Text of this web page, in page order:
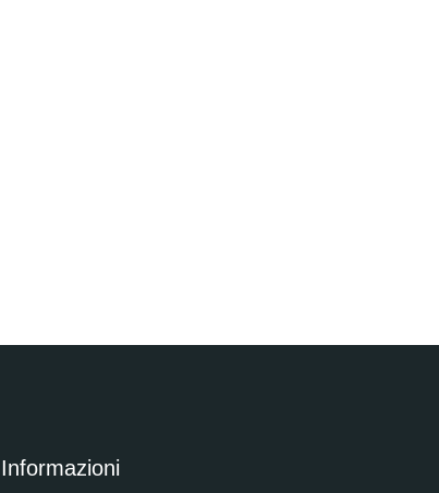
Informazioni